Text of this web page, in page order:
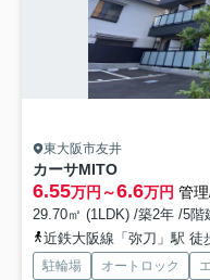
東大阪市友井
カーサMITO
6.55万円～6.6万円 管
29.70㎡ (1LDK) /築2年 /5階
近鉄大阪線「弥刀」駅 徒
駐輪場 オートロック